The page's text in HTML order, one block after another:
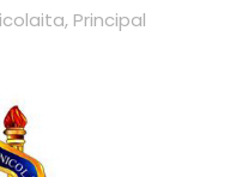
, Principal